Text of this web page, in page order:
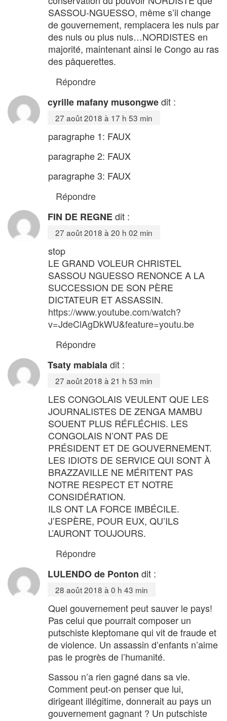
SASSOU-NGUESSO, même s’il change
de gouvernement, remplacera les nuls par
des nuls ou plus nuls…NORDISTES en
majorité, maintenant ainsi le Congo au ras
des pâquerettes.
Répondre
cyrille mafany musongwedit :
27 août 2018 à 17 h 53 min
paragraphe 1: FAUX
paragraphe 2: FAUX
paragraphe 3: FAUX
Répondre
FIN DE REGNEdit :
27 août 2018 à 20 h 02 min
stop
LE GRAND VOLEUR CHRISTEL
SASSOU NGUESSO RENONCE A LA
SUCCESSION DE SON PÈRE
DICTATEUR ET ASSASSIN.
https://www.youtube.com/watch?
v=JdeClAgDkWU&feature=youtu.be
Répondre
Tsaty mabialadit :
27 août 2018 à 21 h 53 min
LES CONGOLAIS VEULENT QUE LES
JOURNALISTES DE ZENGA MAMBU
SOUENT PLUS RÉFLÉCHIS. LES
CONGOLAIS N’ONT PAS DE
PRÉSIDENT ET DE GOUVERNEMENT.
LES IDIOTS DE SERVICE QUI SONT À
BRAZZAVILLE NE MÉRITENT PAS
NOTRE RESPECT ET NOTRE
CONSIDÉRATION.
ILS ONT LA FORCE IMBÉCILE.
J’ESPÈRE, POUR EUX, QU’ILS
L’AURONT TOUJOURS.
Répondre
LULENDO de Ponton dit :
28 août 2018 à 0 h 43 min
Quel gouvernement peut sauver le pays!
Pas celui que pourrait composer un
putschiste kleptomane qui vit de fraude et
de violence. Un assassin d’enfants n’aime
pas le progrès de l’humanité.
Sassou n’a rien gagné dans sa vie.
Comment peut-on penser que lui,
dirigeant illégitime, donnerait au pays un
gouvernement gagnant ? Un putschiste